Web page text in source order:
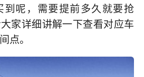
到呢，需要提前多久就要抢
家详细讲解一下查看对应车
点。